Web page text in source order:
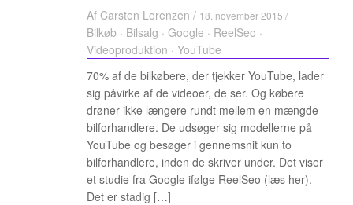
Af Carsten Lorenzen / 18. november 2015 /
Bilkøb · Bilsalg · Google · ReelSeo ·
Videoproduktion · YouTube
70% af de bilkøbere, der tjekker YouTube, lader
sig påvirke af de videoer, de ser. Og købere
drøner ikke længere rundt mellem en mængde
bilforhandlere. De udsøger sig modellerne på
YouTube og besøger i gennemsnit kun to
bilforhandlere, inden de skriver under. Det viser
et studie fra Google ifølge ReelSeo (læs her).
Det er stadig […]